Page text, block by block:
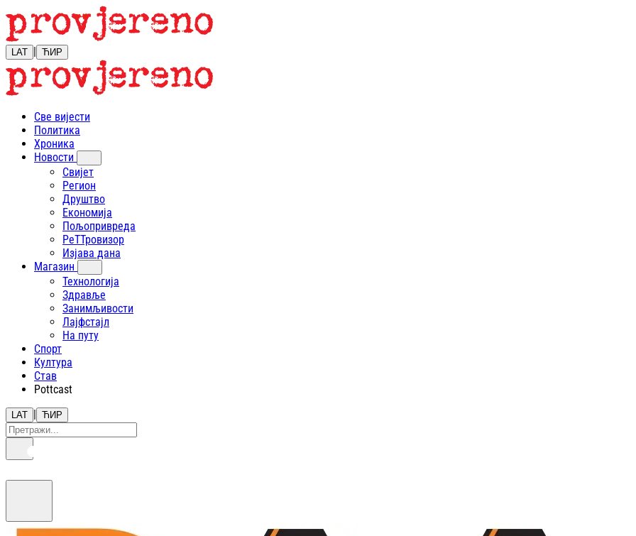
LAT | ЋИР
Све вијести
Политика
Хроника
Новости
Свијет
Регион
Друштво
Економија
Пољопривреда
РеТТровизор
Изјава дана
Магазин
Технологија
Здравље
Занимљивости
Лајфстajл
На путу
Спорт
Култура
Став
Pottcast
LAT | ЋИР